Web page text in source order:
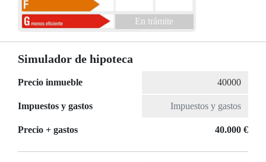
En trámite
Simulador de hipoteca
Precio inmueble
Impuestos y gastos
Precio + gastos 40.000 €